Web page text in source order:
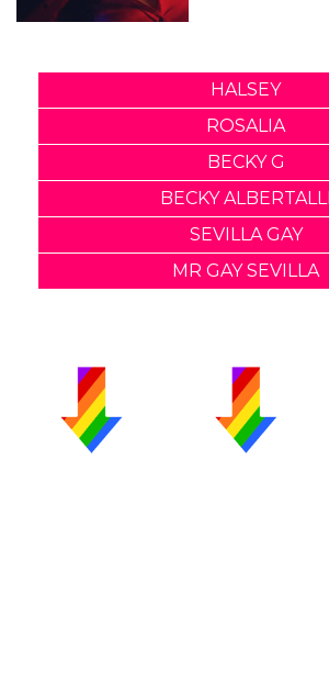
HALSEY
ROSALIA
BECKY G
BECKY ALBERTALLI
SEVILLA GAY
MR GAY SEVILLA